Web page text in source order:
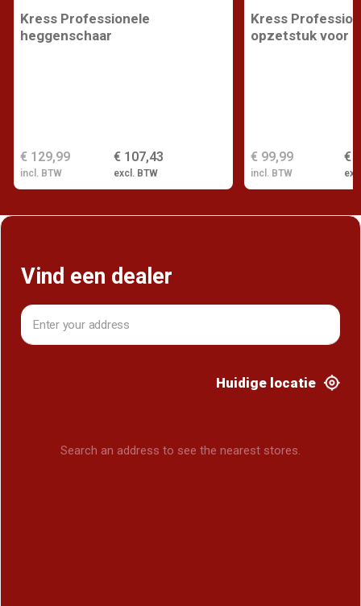
Kress Professionele
heggenschaar
€ 107,43
excl. BTW
€ 129,99
incl. BTW
Kress
opzetstuk voor
€
€ 99,99
incl. BTW
Vind een dealer
Huidige locatie
Search an address to see the nearest stores.